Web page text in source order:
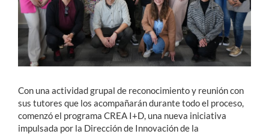
Alumni
English
Con una actividad grupal de reconocimiento y reunión con
sus tutores que los acompañarán durante todo el proceso,
comenzó el programa CREA I+D, una nueva iniciativa
impulsada por la Dirección de Innovación de la